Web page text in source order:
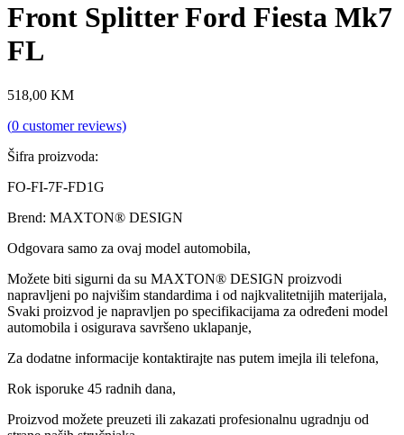
Front Splitter Ford Fiesta Mk7
FL
518,00 KM
(0 customer reviews)
Šifra proizvoda:
FO-FI-7F-FD1G
Brend: MAXTON® DESIGN
Odgovara samo za ovaj model automobila,
Možete biti sigurni da su MAXTON® DESIGN proizvodi
napravljeni po najvišim standardima i od najkvalitetnijih materijala,
Svaki proizvod je napravljen po specifikacijama za određeni model
automobila i osigurava savršeno uklapanje,
Za dodatne informacije kontaktirajte nas putem imejla ili telefona,
Rok isporuke 45 radnih dana,
Proizvod možete preuzeti ili zakazati profesionalnu ugradnju od